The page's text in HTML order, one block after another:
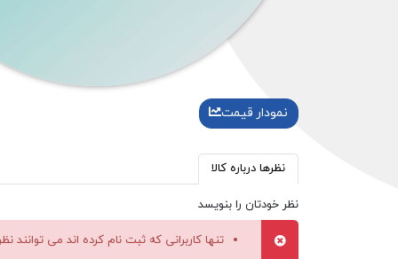
نمودار قیمت
نظرها درباره کالا
نظر خودتان را بنویسد
تنها کاربرانی که ثبت نام کرده اند می توانند